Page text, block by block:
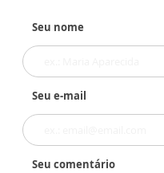
Seu nome
Seu e-mail
Seu comentário